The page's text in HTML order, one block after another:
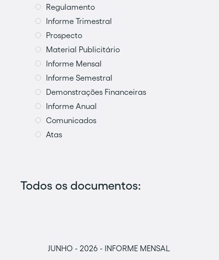
Regulamento
Informe Trimestral
Prospecto
Material Publicitário
Informe Mensal
Informe Semestral
Demonstrações Financeiras
Informe Anual
Comunicados
Atas
Todos os documentos:
JUNHO - 2026 - INFORME MENSAL